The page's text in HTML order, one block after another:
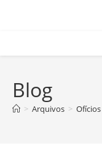
Blog
> Arquivos >